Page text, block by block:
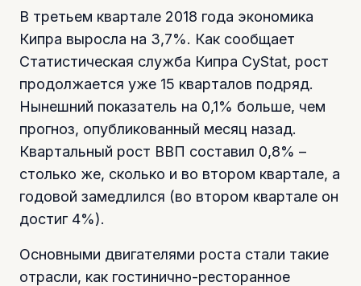
В третьем квартале 2018 года экономика
Кипра выросла на 3,7%. Как сообщает
Статистическая служба Кипра CyStat, рост
продолжается уже 15 кварталов подряд.
Нынешний показатель на 0,1% больше, чем
прогноз, опубликованный месяц назад.
Квартальный рост ВВП составил 0,8% –
столько же, сколько и во втором квартале, а
годовой замедлился (во втором квартале он
достиг 4%).
Основными двигателями роста стали такие
отрасли, как гостинично-ресторанное